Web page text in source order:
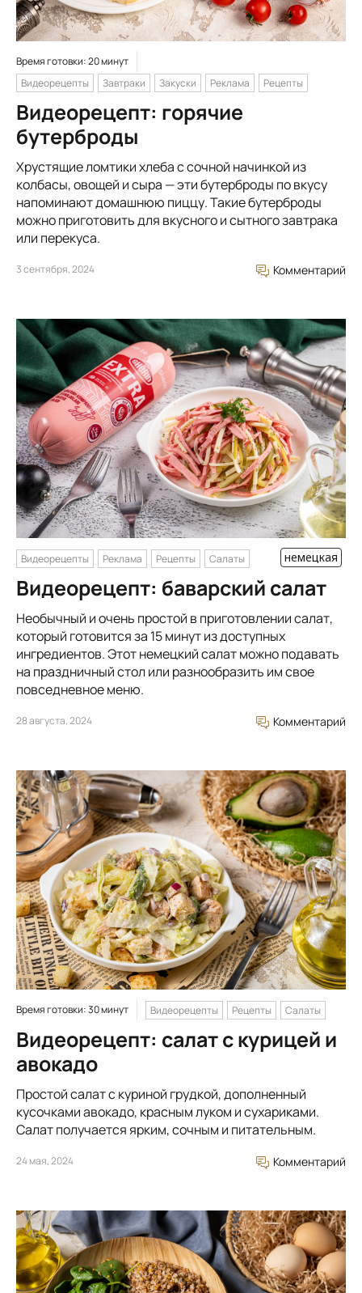
Время готовки: 20 минут
Видеорецепты
Завтраки Закуски Реклама Рецепты
Видеорецепт: горячие
бутерброды
Хрустящие ломтики хлеба с сочной начинкой из
колбасы, овощей и сыра — эти бутерброды по вкусу
напоминают домашнюю пиццу. Такие бутерброды
можно приготовить для вкусного и сытного завтрака
или перекуса.
3 сентября, 2024 Комментарий
Видеорецепты Реклама Рецепты Салаты немецкая
Видеорецепт: баварский салат
Необычный и очень простой в приготовлении салат,
который готовится за 15 минут из доступных
ингредиентов. Этот немецкий салат можно подавать
на праздничный стол или разнообразить им свое
повседневное меню.
28 августа, 2024 Комментарий
Время готовки: 30 минут Видеорецепты Рецепты Салаты
Видеорецепт: салат с курицей и
авокадо
Простой салат с куриной грудкой, дополненный
кусочками авокадо, красным луком и сухариками.
Салат получается ярким, сочным и питательным.
24 мая, 2024 Комментарий